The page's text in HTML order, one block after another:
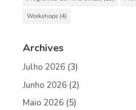
Workshops (4)
Archives
Julho 2026(3)
Junho 2026(2)
Maio 2026(5)